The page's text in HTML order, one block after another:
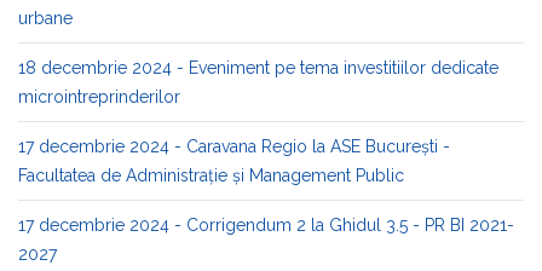
urbane
18 decembrie 2024 - Eveniment pe tema investitiilor dedicate
microintreprinderilor
17 decembrie 2024 - Caravana Regio la ASE București -
Facultatea de Administrație și Management Public​
17 decembrie 2024 - Corrigendum 2 la Ghidul 3.5 - PR BI 2021-
2027